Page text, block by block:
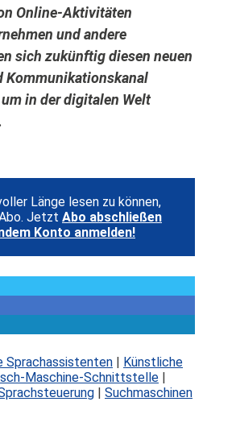
Online-Aktivitäten
und andere
sich zukünftig diesen neuen
Kommunikationskanal
in der digitalen Welt
Länge lesen zu können,
Jetzt Abo abschließen
Konto anmelden!
Sprachassistenten | Künstliche
Maschine-Schnittstelle |
| Suchmaschinen